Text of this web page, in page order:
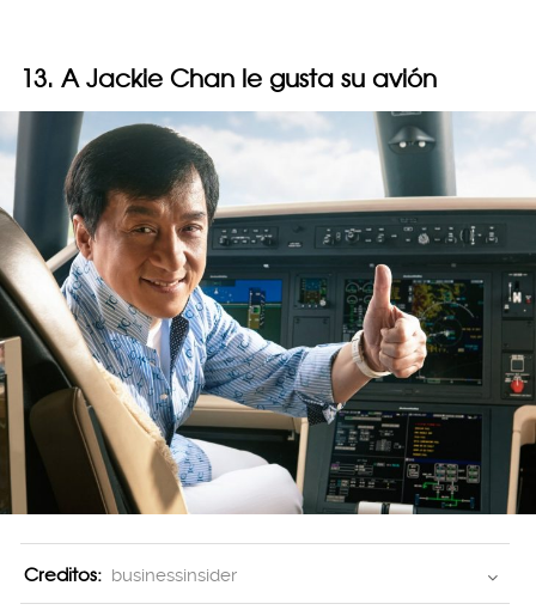
13. A Jackie Chan le gusta su avión
Creditos: businessinsider